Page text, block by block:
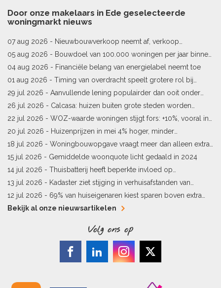
Door onze makelaars in Ede geselecteerde
woningmarkt nieuws
07 aug 2026 - Nieuwbouwverkoop neemt af, verkoop
bestaande woningen stijgt
05 aug 2026 - Bouwdoel van 100.000 woningen per jaar binnen
bereik
04 aug 2026 - Financiële belang van energielabel neemt toe
01 aug 2026 - Timing van overdracht speelt grotere rol bij
woningprijs
29 jul 2026 - Aanvullende lening populairder dan ooit onder
starters
26 jul 2026 - Calcasa: huizen buiten grote steden worden
sneller meer waard
22 jul 2026 - WOZ-waarde woningen stijgt fors: +10%, vooral in
Limburg en Pekela
20 jul 2026 - Huizenprijzen in mei 4% hoger, minder
woningverkopen
18 jul 2026 - Woningbouwopgave vraagt meer dan alleen extra
vergunningen
15 jul 2026 - Gemiddelde woonquote licht gedaald in 2024
14 jul 2026 - Thuisbatterij heeft beperkte invloed op
energielabel
13 jul 2026 - Kadaster ziet stijging in verhuisafstanden van
kopers
12 jul 2026 - 69% van huiseigenaren kiest sparen boven extra
hypotheekaflossing
Bekijk al onze nieuwsartikelen
Volg ons op